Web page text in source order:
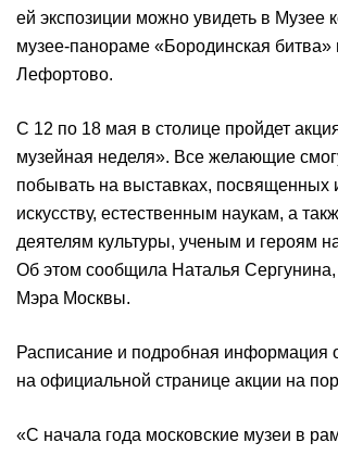
ей экспозиции можно увидеть в Музее
музее-панораме «Бородинская битва»
Лефортово.
С 12 по 18 мая в столице пройдет
музейная неделя». Все желающие
побывать на выставках, посвященных
искусству, естественным наукам, а
деятелям культуры, ученым и героям
Об этом сообщила Наталья Сергунина,
Мэра Москвы.
Расписание и подробная информация
на официальной странице акции на
«С начала года московские музеи в